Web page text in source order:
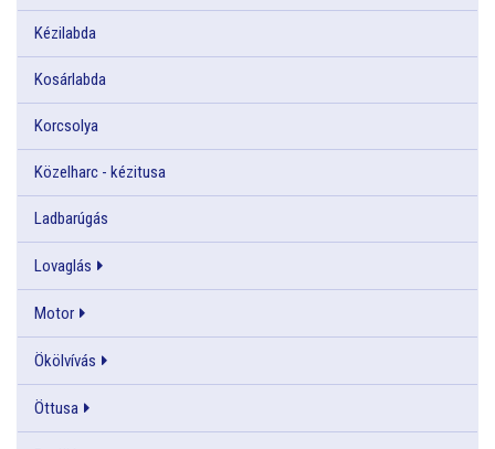
Kézilabda
Kosárlabda
Korcsolya
Közelharc - kézitusa
Ladbarúgás
Lovaglás
Motor
Ökölvívás
Öttusa